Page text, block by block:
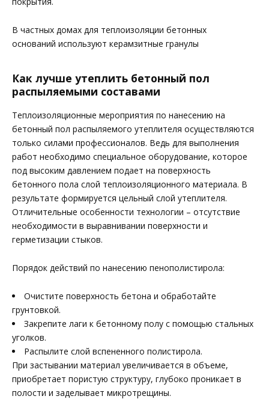
В частных домах для теплоизоляции бетонных
оснований используют керамзитные гранулы
Как лучше утеплить бетонный пол
распыляемыми составами
Теплоизоляционные мероприятия по нанесению на
бетонный пол распыляемого утеплителя осуществляются
только силами профессионалов. Ведь для выполнения
работ необходимо специальное оборудование, которое
под высоким давлением подает на поверхность
бетонного пола слой теплоизоляционного материала. В
результате формируется цельный слой утеплителя.
Отличительные особенности технологии – отсутствие
необходимости в выравнивании поверхности и
герметизации стыков.
Порядок действий по нанесению пенополистирола:
Очистите поверхность бетона и обработайте
грунтовкой.
Закрепите лаги к бетонному полу с помощью стальных
уголков.
Распылите слой вспененного полистирола.
При застывании материал увеличивается в объеме,
приобретает пористую структуру, глубоко проникает в
полости и заделывает микротрещины.